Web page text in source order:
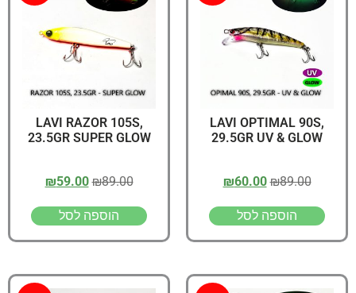
LAVI OPTIMAL 90S,
29.5GR UV & GLOW
₪89.00
₪60.00
הוספה לסל
LAVI RAZOR 105S,
23.5GR SUPER GLOW
₪89.00
₪59.00
הוספה לסל